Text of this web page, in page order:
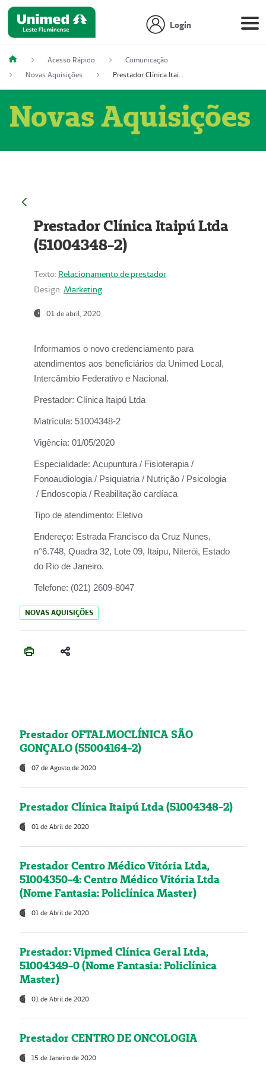
Login
Acesso Rápido
Comunicação
Novas Aquisições
Prestador Clínica Itaipú Ltda (51004348-2)
Novas Aquisições
Prestador Clínica Itaipú Ltda
(51004348-2)
Texto: Relacionamento de prestador
Design: Marketing
01 de abril, 2020
Informamos o novo credenciamento para
atendimentos aos beneficiários da Unimed Local,
Intercâmbio Federativo e Nacional.
Prestador: Clínica Itaipú Ltda
Matrícula: 51004348-2
Vigência: 01/05/2020
Especialidade: Acupuntura / Fisioterapia /
Fonoaudiologia / Psiquiatria / Nutrição / Psicologia
/ Endoscopia / Reabilitação cardíaca
Tipo de atendimento: Eletivo
Endereço: Estrada Francisco da Cruz Nunes,
n°6.748, Quadra 32, Lote 09, Itaipu, Niterói, Estado
do Rio de Janeiro.
Telefone: (021) 2609-8047
NOVAS AQUISIÇÕES
Prestador OFTALMOCLÍNICA SÃO
GONÇALO (55004164-2)
07 de Agosto de 2020
Prestador Clínica Itaipú Ltda (51004348-2)
01 de Abril de 2020
Prestador Centro Médico Vitória Ltda,
51004350-4: Centro Médico Vitória Ltda
(Nome Fantasia: Policlínica Master)
01 de Abril de 2020
Prestador: Vipmed Clínica Geral Ltda,
51004349-0 (Nome Fantasia: Policlínica
Master)
01 de Abril de 2020
Prestador CENTRO DE ONCOLOGIA
15 de Janeiro de 2020